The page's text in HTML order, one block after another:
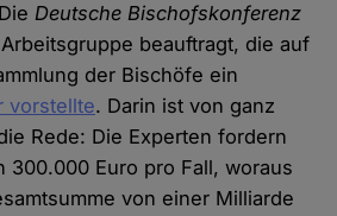
Deutsche Bischofskonferenz
beauftragt, die auf
der Bischöfe ein
vorstellte. Darin ist von ganz
Rede: Die Experten fordern
300.000 Euro pro Fall, woraus
von einer Milliarde